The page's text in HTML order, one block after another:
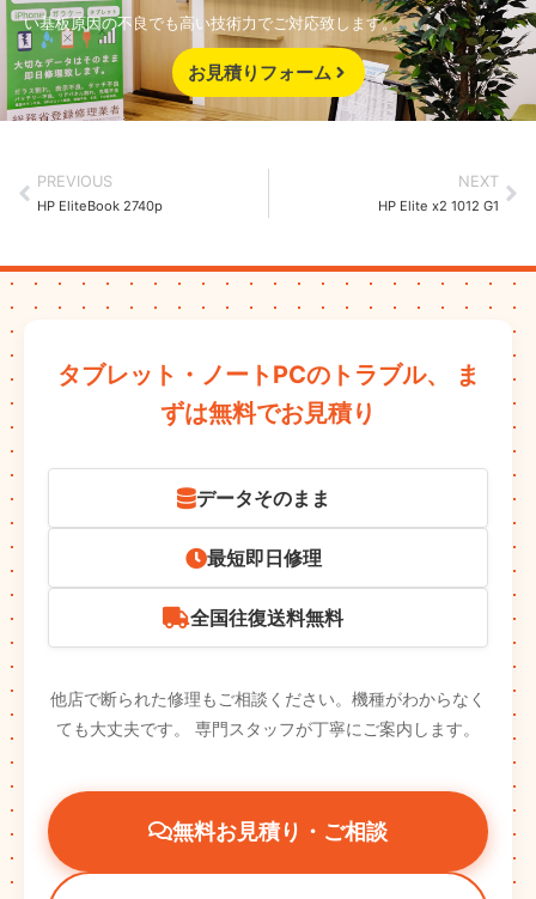
い基板原因の不良でも高い技術力でご対応致します。
お見積りフォーム
PREVIOUS
HP EliteBook 2740p
NEXT
HP Elite x2 1012 G1
タブレット・ノートPCのトラブル、
ま
ずは無料でお見積り
データそのまま
最短即日修理
全国往復送料無料
他店で断られた修理もご相談ください。機種がわからなく
ても大丈夫です。
専門スタッフが丁寧にご案内します。
無料お見積り・ご相談